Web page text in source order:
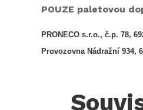
POUZE paletovou
PRONECO s.r.o., č.p. 78,
Provozovna Nádražní 934,